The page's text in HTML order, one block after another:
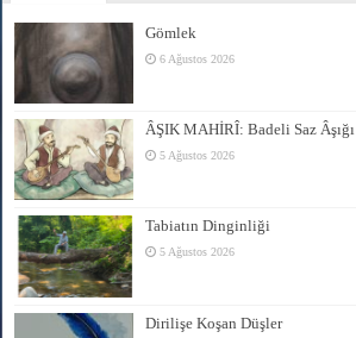
Gömlek
6 Ağustos 2026
ÂŞIK MAHİRÎ: Badeli Saz Âşığı
5 Ağustos 2026
Tabiatın Dinginliği
5 Ağustos 2026
Dirilişe Koşan Düşler